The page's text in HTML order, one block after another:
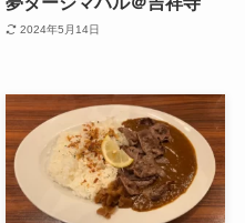
2024年5月14日